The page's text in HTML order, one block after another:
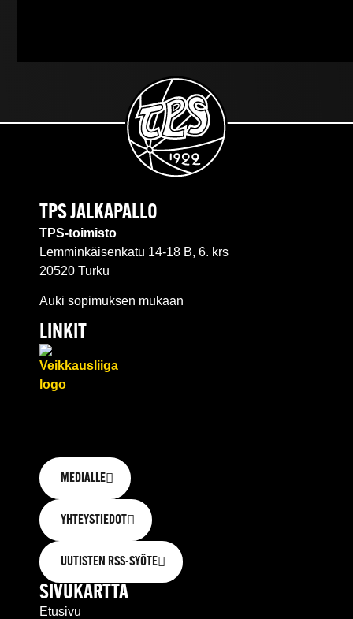
TPS JALKAPALLO
TPS-toimisto
Lemminkäisenkatu 14-18 B, 6. krs
20520 Turku
Auki sopimuksen mukaan
LINKIT
MEDIALLE
YHTEYSTIEDOT
UUTISTEN RSS-SYÖTE
SIVUKARTTA
Etusivu